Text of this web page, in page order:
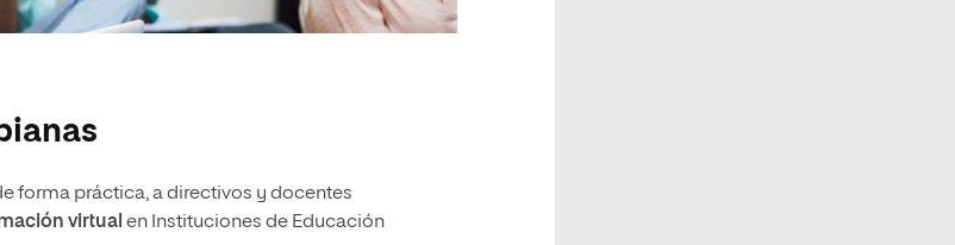
forma práctica, a directivos y docentes
virtual en Instituciones de Educación